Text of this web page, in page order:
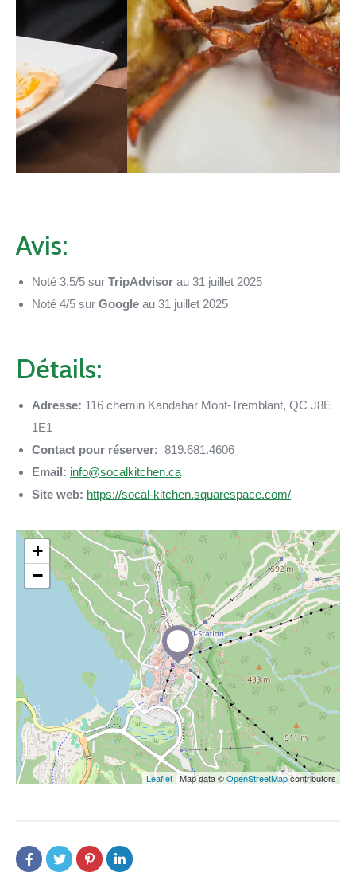
Avis:
Noté 3.5/5 sur TripAdvisor au 31 juillet 2025
Noté 4/5 sur Google au 31 juillet 2025
Détails:
Adresse: 116 chemin Kandahar Mont-Tremblant, QC J8E
1E1
Contact pour réserver: 819.681.4606
Email: info@socalkitchen.ca
Site web: https://socal-kitchen.squarespace.com/
+
−
Leaflet | Map data ©OpenStreetMapcontributors